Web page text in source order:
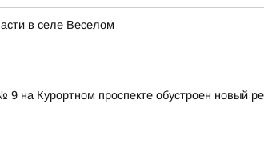
в селе Веселом
Курортном проспекте обустроен новый